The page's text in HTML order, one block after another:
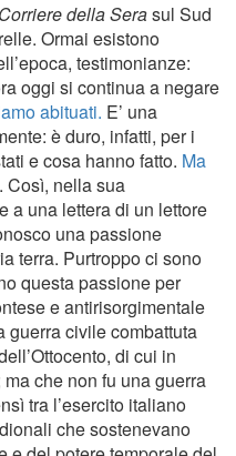
Corriere della Serasul Sud
Ormai esistono
testimonianze:
oggi si continua a negare
abituati. E’ una
è duro, infatti, per i
e cosa hanno fatto. Ma
. Così, nella sua
a una lettera di un lettore
una passione
terra. Purtroppo ci sono
questa passione per
e antirisorgimentale
guerra civile combattuta
di cui in
che non fu una guerra
tra l’esercito italiano
che sostenevano